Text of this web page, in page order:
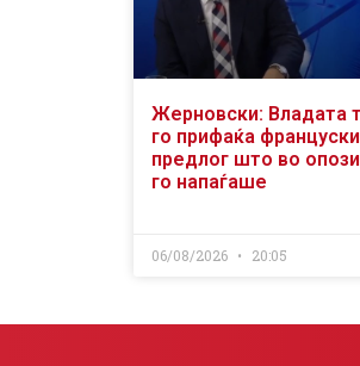
Жерновски: Владата
го прифаќа
предлог што во
го напаѓаше
06/08/2026 20:05